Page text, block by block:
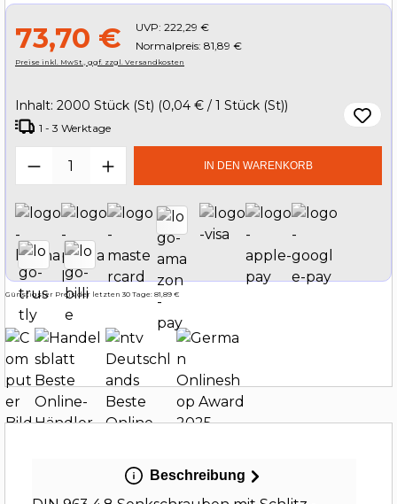
73,70 € UVP: 222,29 €
Normalpreis: 81,89 €
Preise inkl. MwSt., ggf. zzgl. Versandkosten
Inhalt: 2000 Stück (St) (0,04 € / 1 Stück (St))
1 - 3 Werktage
Produkt Anzahl: Gib denIN DEN WARENKORB
Günstigster Preis der letzten 30 Tage: 81,89 €
Beschreibung